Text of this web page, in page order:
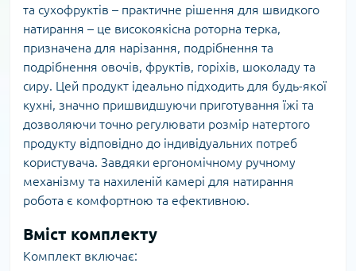
та сухофруктів – практичне рішення для швидкого
натирання – це високоякісна роторна терка,
призначена для нарізання, подрібнення та
подрібнення овочів, фруктів, горіхів, шоколаду та
сиру. Цей продукт ідеально підходить для будь-якої
кухні, значно пришвидшуючи приготування їжі та
дозволяючи точно регулювати розмір натертого
продукту відповідно до індивідуальних потреб
користувача. Завдяки ергономічному ручному
механізму та нахиленій камері для натирання
робота є комфортною та ефективною.
Вміст комплекту
Комплект включає: